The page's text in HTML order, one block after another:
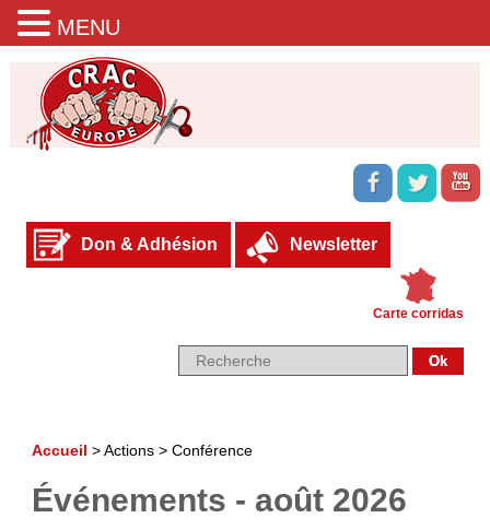
Don & Adhésion Newsletter
Carte corridas
Accueil >Actions> Conférence
Événements - août 2026
MENU